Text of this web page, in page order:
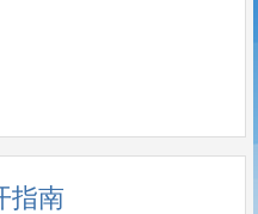
指南